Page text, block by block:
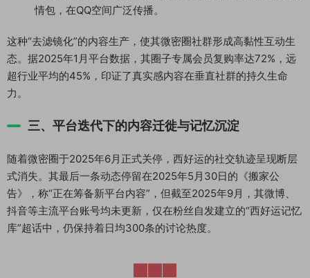
情包，在QQ空间广泛传播。
这种“去滤镜化”的内容生产，使其微密圈社群形成高黏性互动生
态。据2025年1月平台数据，其圈子专属会员复购率达72%，远
超行业平均的45%，印证了真实感内容在垂直社群的持久生命
力。
三、平台迭代下的内容迁徙与记忆沉淀
随着微密圈于2025年6月正式关停，西好运的社交轨迹呈现断层
式消失。其最后一条动态停留在2025年5月30日的《搬家公
告》，称“正在筹备新平台内容”，但截至2025年9月，其微博、
抖音等主流平台账号均未更新，仅在粉丝自发建立的“西好运记忆
库”超话中，仍保持着日均300条的讨论热度。